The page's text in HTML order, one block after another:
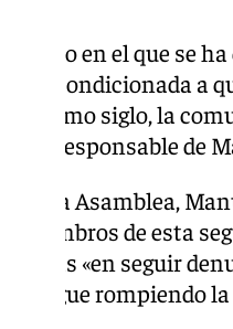
en el que se
paz condicionada a
último siglo, la
la responsable de
en la Asamblea,
miembros de esta
flotillas «en seguir
sigue rompiendo